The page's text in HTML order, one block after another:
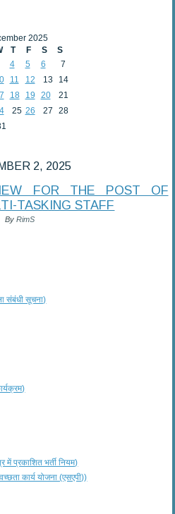
2025
T F S
S
4 5 6
7
11 12 13
14
18 19 20
21
25 26 27
28
2, 2025
FOR THE POST OF
TASKING STAFF
By RimS
संबंधी सूचना)
प्रकाशित भर्ती नियम)
कार्य योजना (एसएपी))